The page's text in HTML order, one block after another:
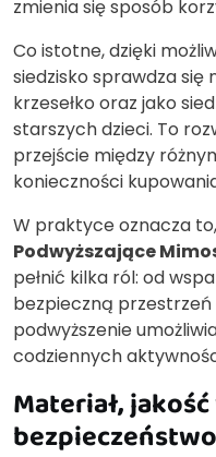
zmienia się sposób
Co istotne, dzięki
siedzisko sprawdza się
krzesełko oraz jako
starszych dzieci. To
przejście między
konieczności
W praktyce oznacza
Podwyższające
pełnić kilka ról: od
bezpieczną
podwyższenie
codziennych
Materiał,
bezpieczeństwo